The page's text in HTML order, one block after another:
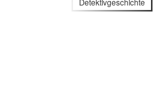
Detektivgeschichte